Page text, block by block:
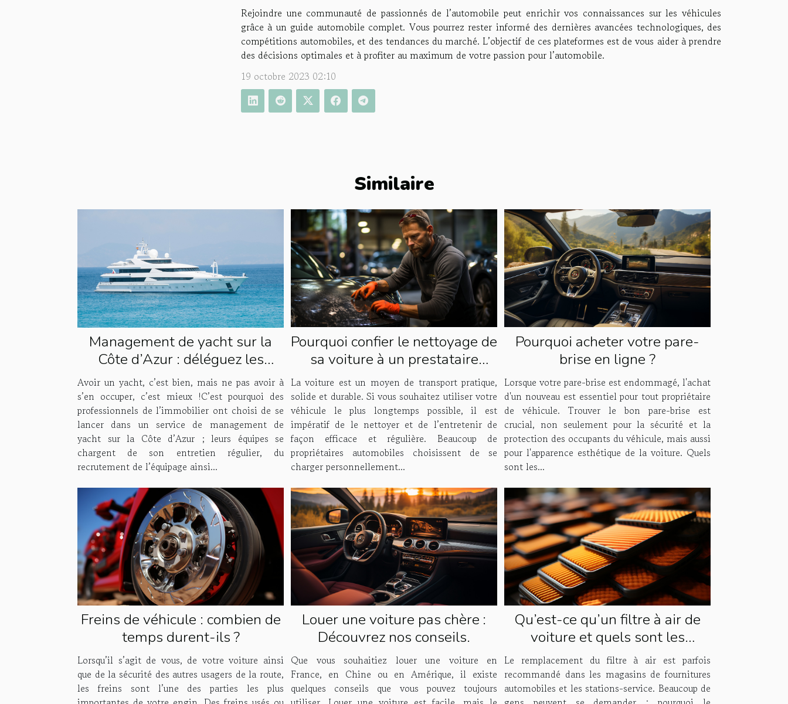
Rejoindre une communauté de passionnés de l’automobile peut enrichir vos connaissances sur les véhicules
grâce à un guide automobile complet. Vous pourrez rester informé des dernières avancées technologiques, des
compétitions automobiles, et des tendances du marché. L’objectif de ces plateformes est de vous aider à prendre
des décisions optimales et à profiter au maximum de votre passion pour l’automobile.
19 octobre 2023 02:10
Similaire
Management de yacht sur la
Côte d’Azur : déléguez les
tâches à Houses & Fleets !
Avoir un yacht, c’est bien, mais ne pas avoir à
s’en occuper, c’est mieux !C’est pourquoi des
professionnels de l’immobilier ont choisi de se
lancer dans un service de management de
yacht sur la Côte d’Azur ; leurs équipes se
chargent de son entretien régulier, du
recrutement de l’équipage ainsi...
Pourquoi confier le nettoyage de
sa voiture à un prestataire
spécialisé ?
La voiture est un moyen de transport pratique,
solide et durable. Si vous souhaitez utiliser votre
véhicule le plus longtemps possible, il est
impératif de le nettoyer et de l’entretenir de
façon efficace et régulière. Beaucoup de
propriétaires automobiles choisissent de se
charger personnellement...
Pourquoi acheter votre pare-
brise en ligne ?
Lorsque votre pare-brise est endommagé, l'achat
d'un nouveau est essentiel pour tout propriétaire
de véhicule. Trouver le bon pare-brise est
crucial, non seulement pour la sécurité et la
protection des occupants du véhicule, mais aussi
pour l'apparence esthétique de la voiture. Quels
sont les...
Freins de véhicule : combien de
temps durent-ils ?
Lorsqu’il s’agit de vous, de votre voiture ainsi
que de la sécurité des autres usagers de la route,
les freins sont l’une des parties les plus
Louer une voiture pas chère :
Découvrez nos conseils.
Que vous souhaitiez louer une voiture en
France, en Chine ou en Amérique, il existe
quelques conseils que vous pouvez toujours
Qu’est-ce qu’un filtre à air de
voiture et quels sont les
avantages et inconvénients de
le remplacer ?
Le remplacement du filtre à air est parfois
recommandé dans les magasins de fournitures
automobiles et les stations-service. Beaucoup de